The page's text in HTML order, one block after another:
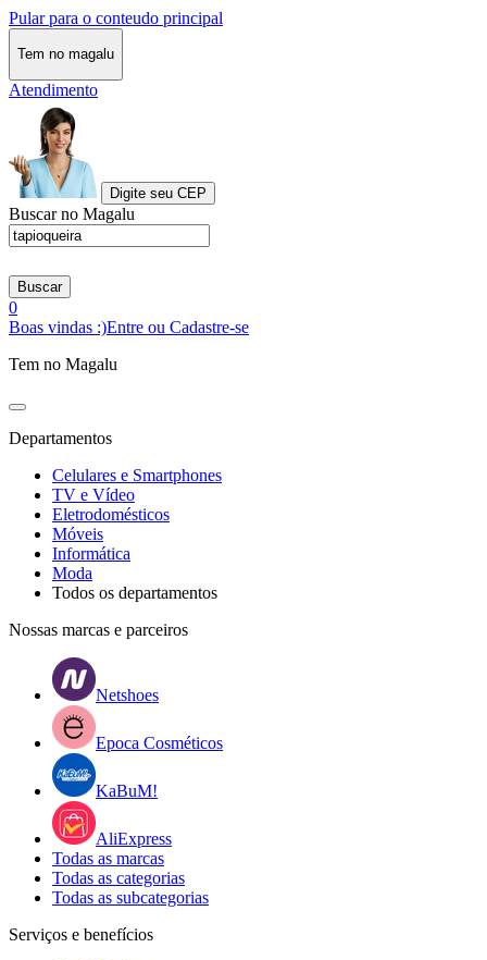
Pular para o conteudo principal
Tem no magalu
Atendimento
Digite seu CEP
Buscar no Magalu
Buscar
0
Boas vindas :)Entre ou Cadastre-se
Tem no Magalu
Departamentos
Celulares e Smartphones
TV e Vídeo
Eletrodomésticos
Móveis
Informática
Moda
Todos os departamentos
Nossas marcas e parceiros
Netshoes
Epoca Cosméticos
KaBuM!
AliExpress
Todas as marcas
Todas as categorias
Todas as subcategorias
Serviços e benefícios